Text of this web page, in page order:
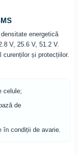
energetică
V, 25.6 V, 51.2 V.
curenților și protecțiilor.
celule;
de
în condiții de avarie.